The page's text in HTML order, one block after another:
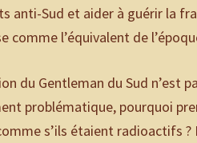
anti-Sud et aider à guérir la
comme l’équivalent de
du Gentleman du Sud n’est
problématique, pourquoi
s’ils étaient radioactifs